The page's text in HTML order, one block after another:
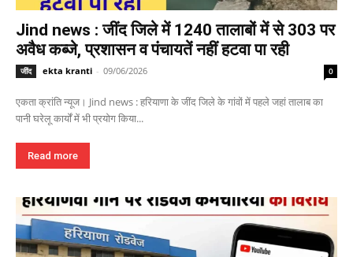
Jind news : जींद जिले में 1240 तालाबों में से 303 पर
अवैध कब्जे, प्रशासन व पंचायतें नहीं हटवा पा रही
जींद ekta kranti - 09/06/2026 0
एकता क्रांति न्यूज। Jind news : हरियाणा के जींद जिले के गांवों में पहले जहां तालाब का
पानी घरेलू कार्यों में भी प्रयोग किया...
Read more